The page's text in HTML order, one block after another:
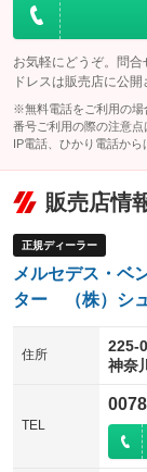
お気軽にどうぞ。問
ドレスは販売店に公開
※無料電話をご利用の場
番号ご利用の際の注意点
IP電話、ひかり電話から
販売店情
正規ディーラー
メルセデス・ベ
ター （株）シ
住所
225-
神奈
TEL